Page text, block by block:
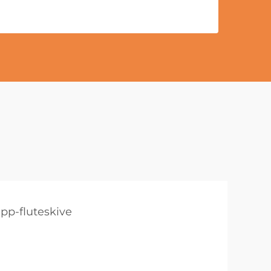
pp-fluteskive